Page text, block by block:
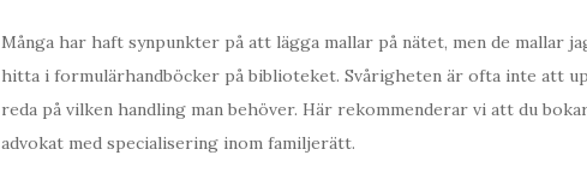
Många har haft synpunkter på att lägga mallar på nätet, men de mallar
hitta i formulärhandböcker på biblioteket. Svårigheten är ofta inte att
reda på vilken handling man behöver. Här rekommenderar vi att du
advokat med specialisering inom familjerätt.